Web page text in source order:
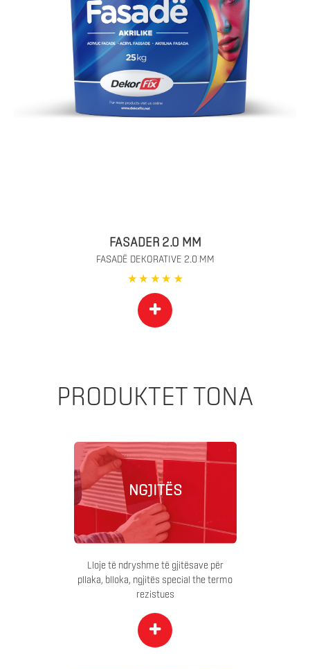
FASADER 2.0 MM
FASADË DEKORATIVE 2.0 MM
+
PRODUKTET TONA
NGJITËS
Lloje të ndryshme të gjitësave për
pllaka, blloka, ngjitës special the termo
rezistues
+